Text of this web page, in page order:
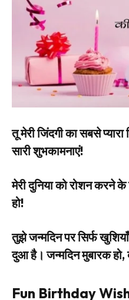
तू मेरी जिंदगी का सबसे
सारी शुभकामनाएं!
मेरी दुनिया को रोशन करने
हो!
तुझे जन्मदिन पर सिर्फ
दुआ है। जन्मदिन मुबारक हो,
Fun Birthday